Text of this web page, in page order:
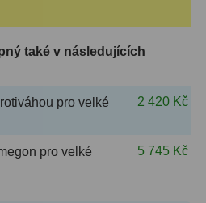
také v následujících
pro velké
2 420 Kč
pro velké
5 745 Kč